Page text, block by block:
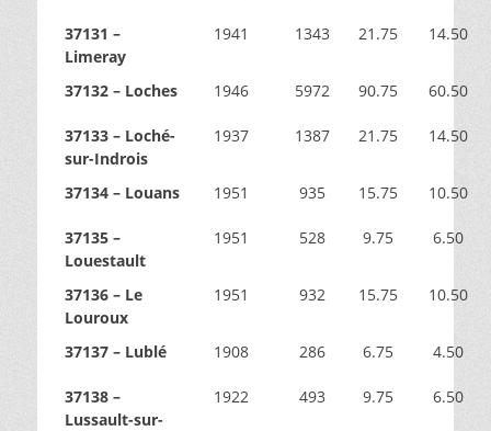
37131 –
Limeray
1941 1343 21.75 14.50
37132 – Loches 1946 5972 90.75 60.50
37133 – Loché-
sur-Indrois
1937 1387 21.75 14.50
37134 – Louans 1951 935 15.75 10.50
37135 –
Louestault
1951 528 9.75 6.50
37136 – Le
Louroux
1951 932 15.75 10.50
37137 – Lublé 1908 286 6.75 4.50
37138 –
Lussault-sur-
1922 493 9.75 6.50